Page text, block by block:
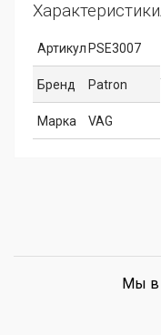
Характеристики
Артикул PSE3007
Бренд Patron
Марка VAG
Мы в